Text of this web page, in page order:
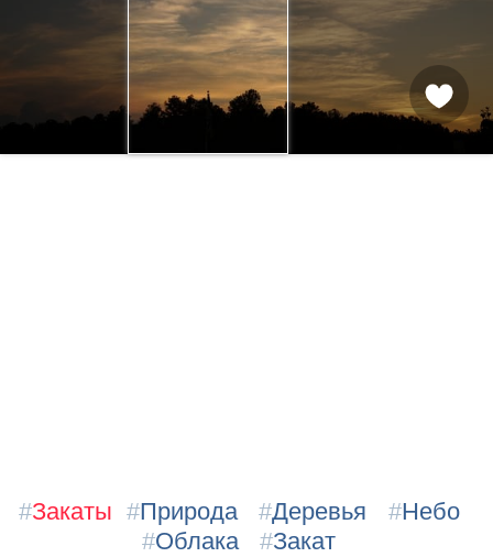
#Закаты #Природа #Деревья #Небо
#Облака #Закат